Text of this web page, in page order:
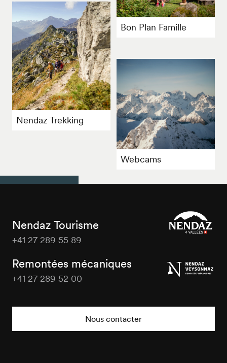
Bon Plan Famille
Nendaz Trekking
Webcams
Nendaz Tourisme
+41 27 289 55 89
Remontées mécaniques
+41 27 289 52 00
Nous contacter